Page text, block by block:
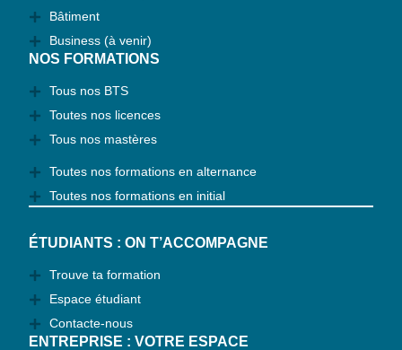
Bâtiment
Business (à venir)
NOS FORMATIONS
Tous nos BTS
Toutes nos licences
Tous nos mastères
Toutes nos formations en alternance
Toutes nos formations en initial
ÉTUDIANTS : ON T’ACCOMPAGNE
Trouve ta formation
Espace étudiant
Contacte-nous
ENTREPRISE : VOTRE ESPACE